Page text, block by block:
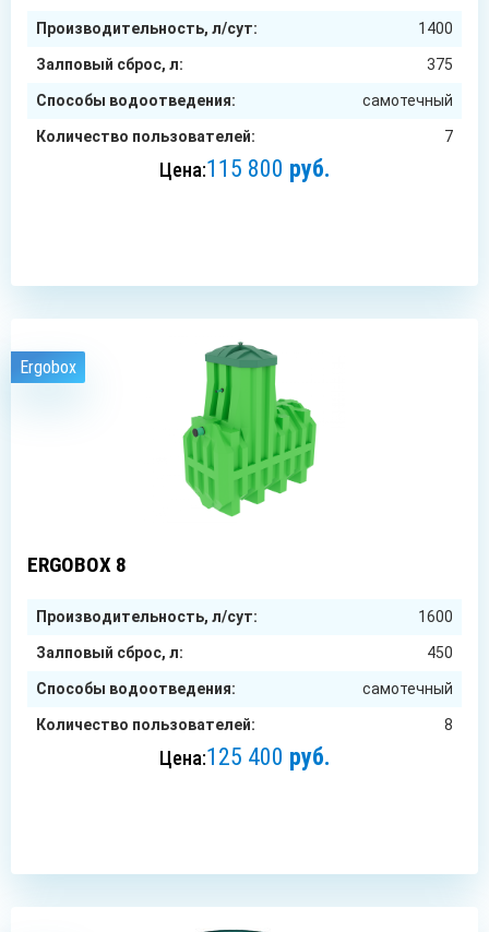
Производительность, л/сут: 1400
Залповый сброс, л: 375
Способы водоотведения: самотечный
Количество пользователей: 7
Цена:115 800 руб.
Ergobox
ERGOBOX 8
Производительность, л/сут: 1600
Залповый сброс, л: 450
Способы водоотведения: самотечный
Количество пользователей: 8
Цена:125 400 руб.